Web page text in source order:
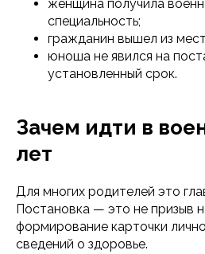
женщина получила
специальность;
гражданин вышел из
юноша не явился на
установленный срок.
Зачем идти в
лет
Для многих родителей это
Постановка — это не призыв
формирование карточки
сведений о здоровье.